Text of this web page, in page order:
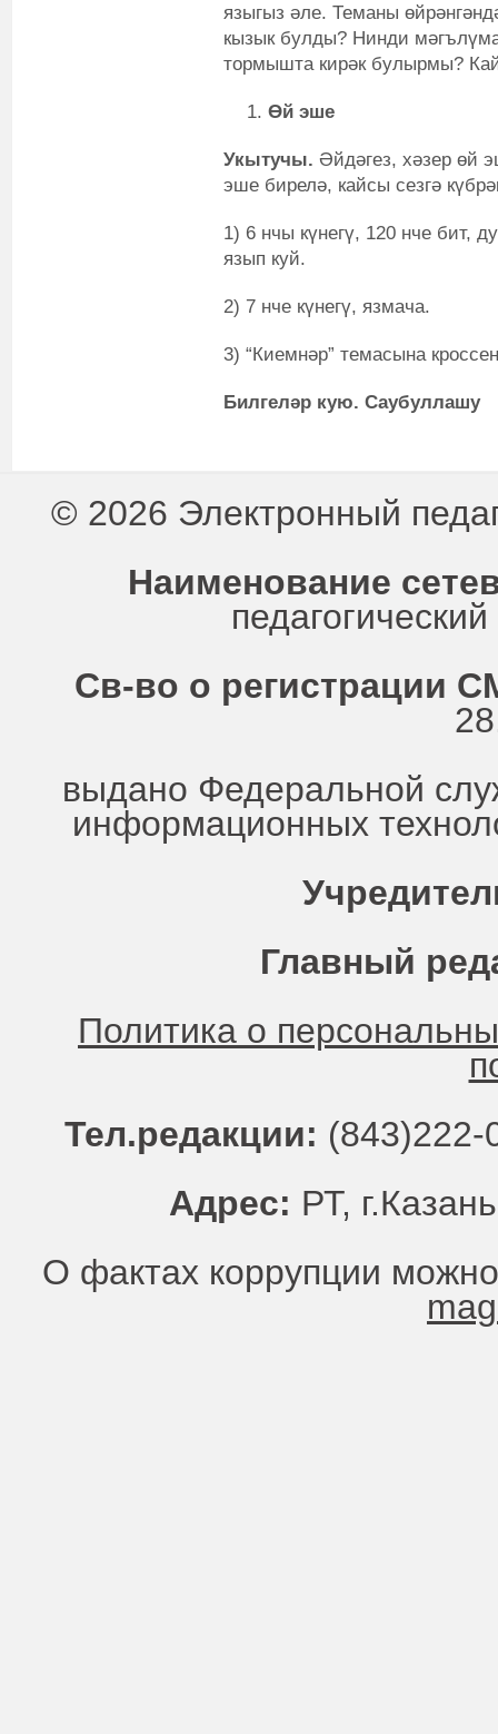
языгыз әле. Теманы
кызык булды? Нинди
тормышта кирәк булырмы?
Өй эше
Укытучы. Әйдәгез, хәзер өй
эше бирелә, кайсы сезгә
1) 6 нчы күнегү, 120 нче бит,
язып куй.
2) 7 нче күнегү, язмача.
3) “Киемнәр” темасына
Билгеләр кую. Саубуллашу
© 2026 Электронный
Наименование
Св-во о регистрации
выдано Федеральной
информационных
Главный
Политика о
Тел.редакции:
Адрес: РТ,
О фактах коррупции